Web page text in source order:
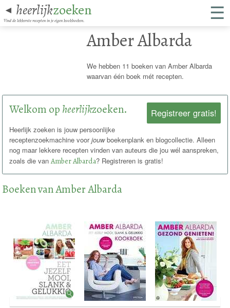
◄ heerlijkzoeken
Vind de lekkerste recepten in je eigen kookboeken. ☰
Amber Albarda
We hebben 11 boeken van Amber Albarda
waarvan één boek mét recepten.
Registreer gratis!
Welkom op heerlijkzoeken.
Heerlijk zoeken is jouw persoonlijke
receptenzoekmachine voorjouwboekenplank en blogcollectie. Alleen
nog maar lekkere recepten vinden van auteurs die jou wél aanspreken,
zoals die vanAmber Albarda? Registreren is gratis!
Boeken van Amber Albarda